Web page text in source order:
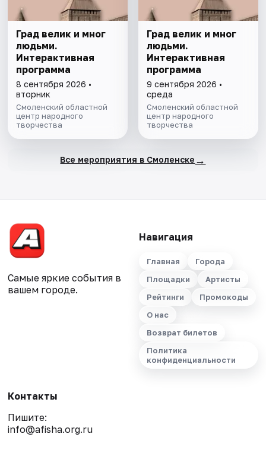
Град велик и мног
людьми.
Интерактивная
программа
8 сентября 2026 •
вторник
Смоленский областной
центр народного
творчества
Град велик и мног
людьми.
Интерактивная
программа
9 сентября 2026 •
среда
Смоленский областной
центр народного
творчества
Все мероприятия в Смоленске →
Самые яркие события в
вашем городе.
Навигация
Главная
Города
Площадки
Артисты
Рейтинги
Промокоды
О нас
Возврат билетов
Политика
конфиденциальности
Контакты
Пишите:
info@afisha.org.ru